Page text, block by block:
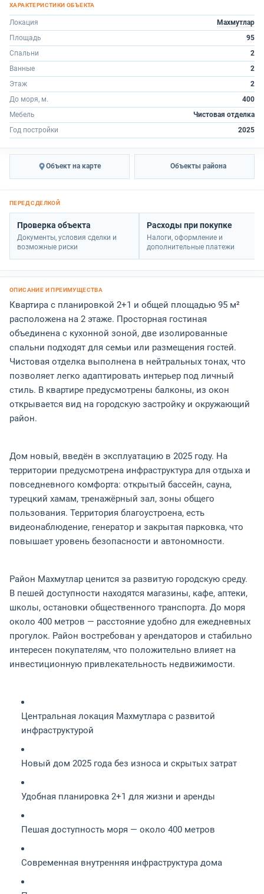
Локация
Махмутлар
Площадь
95
Спальни
2
Ванные
2
Этаж
2
До моря, м.
400
Мебель
Чистовая отделка
Год постройки
2025
Объект на карте Объекты района
Проверка объекта
Документы, условия сделки и
возможные риски
Расходы при покупке
Налоги, оформление и
дополнительные платежи
Квартира с планировкой 2+1 и общей площадью 95 м²
расположена на 2 этаже. Просторная гостиная
объединена с кухонной зоной, две изолированные
спальни подходят для семьи или размещения гостей.
Чистовая отделка выполнена в нейтральных тонах, что
позволяет легко адаптировать интерьер под личный
стиль. В квартире предусмотрены балконы, из окон
открывается вид на городскую застройку и окружающий
район.
Дом новый, введён в эксплуатацию в 2025 году. На
территории предусмотрена инфраструктура для отдыха и
повседневного комфорта: открытый бассейн, сауна,
турецкий хамам, тренажёрный зал, зоны общего
пользования. Территория благоустроена, есть
видеонаблюдение, генератор и закрытая парковка, что
повышает уровень безопасности и автономности.
Район Махмутлар ценится за развитую городскую среду.
В пешей доступности находятся магазины, кафе, аптеки,
школы, остановки общественного транспорта. До моря
около 400 метров — расстояние удобно для ежедневных
прогулок. Район востребован у арендаторов и стабильно
интересен покупателям, что положительно влияет на
инвестиционную привлекательность недвижимости.
Центральная локация Махмутлара с развитой
инфраструктурой
Новый дом 2025 года без износа и скрытых затрат
Удобная планировка 2+1 для жизни и аренды
Пешая доступность моря — около 400 метров
Современная внутренняя инфраструктура дома